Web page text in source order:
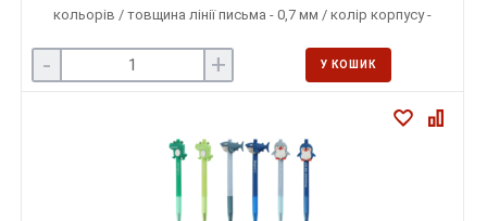
кольорів / товщина лінії письма - 0,7 мм / колір корпусу -
- + У КОШИК